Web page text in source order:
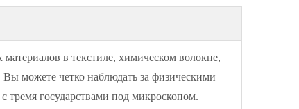
в текстиле, химическом волокне,
можете четко наблюдать за физическими
государствами под микроскопом.